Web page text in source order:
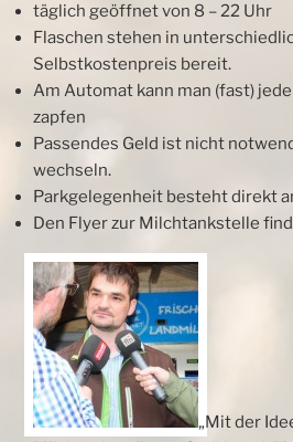
täglich geöffnet von 8 – 22 Uhr
Flaschen stehen in
Selbstkostenpreis bereit.
Am Automat kann man (fast)
zapfen
Passendes Geld ist nicht
wechseln.
Parkgelegenheit besteht direkt
Den Flyer zur Milchtankstelle
„Mit der